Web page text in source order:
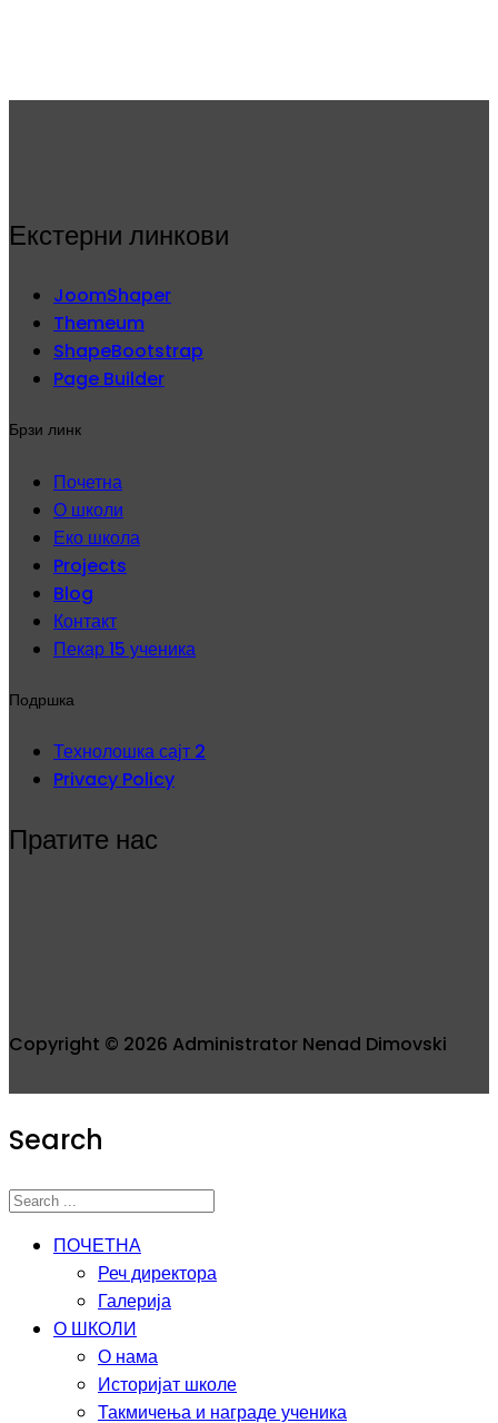
Екстерни линкови
JoomShaper
Themeum
ShapeBootstrap
Page Builder
Брзи линк
Почетна
О школи
Еко школа
Projects
Blog
Контакт
Пекар 15 ученика
Подршка
Технолошка сајт 2
Privacy Policy
Пратите нас
Copyright © 2026 Administrator Nenad Dimovski
Search
ПОЧЕТНА
Реч директора
Галерија
О ШКОЛИ
О нама
Историјат школе
Такмичења и награде ученика